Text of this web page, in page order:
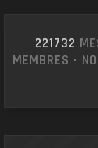
221732
MEMBRES •